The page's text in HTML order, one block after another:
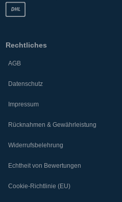
Rechtliches
AGB
Datenschutz
Impressum
Rücknahmen & Gewährleistung
Widerrufsbelehrung
Echtheit von Bewertungen
Cookie-Richtlinie (EU)